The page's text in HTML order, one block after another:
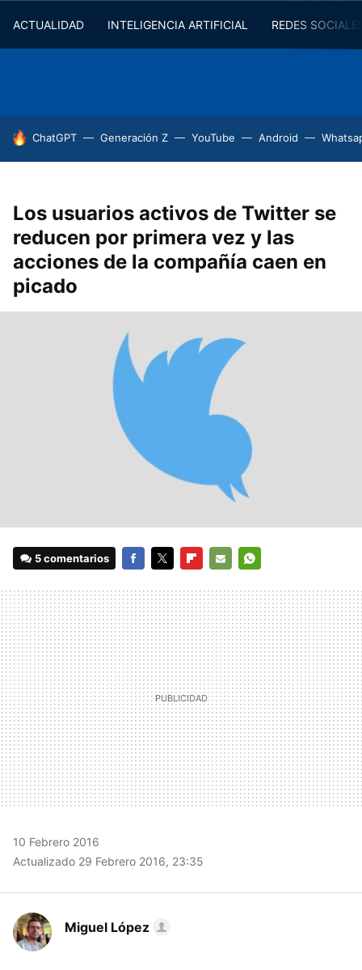
ACTUALIDAD INTELIGENCIA ARTIFICIAL REDES
HOY SE HABLA DE
ChatGPT Generación Z YouTube Android
Los usuarios activos de Twitter se
reducen por primera vez y las
acciones de la compañía caen en
picado
5 comentarios
MAIL
10 Febrero 2016
Actualizado 29 Febrero 2016, 23:35
Miguel López